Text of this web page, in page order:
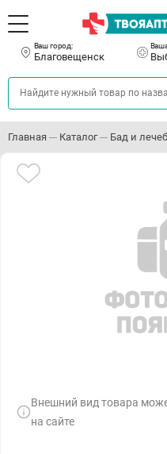
Ваш город:
Благовещенск
Главная Каталог Бад и
Внешний вид товара
на сайте